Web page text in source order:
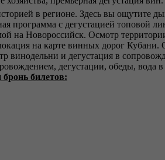
в регионе. Здесь вы ощутите
программа с дегустацией
на Новороссийск. Осмотр
на карте винных дорог
винодельни и дегустация в
дегустации, обеды, вода
билетов: